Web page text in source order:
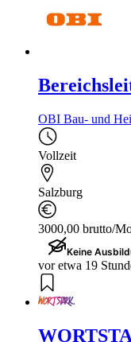
OBI Bau- und
Vollzeit
Salzburg
3000,00 brutto/
Keine
vor etwa 19